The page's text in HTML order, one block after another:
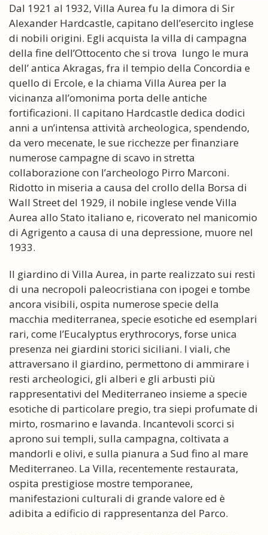
Dal 1921 al 1932, Villa Aurea fu la dimora di Sir
Alexander Hardcastle, capitano dell’esercito inglese
di nobili origini. Egli acquista la villa di campagna
della fine dell’Ottocento che si trova lungo le mura
dell’ antica Akragas, fra il tempio della Concordia e
quello di Ercole, e la chiama Villa Aurea per la
vicinanza all’omonima porta delle antiche
fortificazioni. Il capitano Hardcastle dedica dodici
anni a un’intensa attività archeologica, spendendo,
da vero mecenate, le sue ricchezze per finanziare
numerose campagne di scavo in stretta
collaborazione con l’archeologo Pirro Marconi.
Ridotto in miseria a causa del crollo della Borsa di
Wall Street del 1929, il nobile inglese vende Villa
Aurea allo Stato italiano e, ricoverato nel manicomio
di Agrigento a causa di una depressione, muore nel
1933.
Il giardino di Villa Aurea, in parte realizzato sui resti
di una necropoli paleocristiana con ipogei e tombe
ancora visibili, ospita numerose specie della
macchia mediterranea, specie esotiche ed esemplari
rari, come l’Eucalyptus erythrocorys, forse unica
presenza nei giardini storici siciliani. I viali, che
attraversano il giardino, permettono di ammirare i
resti archeologici, gli alberi e gli arbusti più
rappresentativi del Mediterraneo insieme a specie
esotiche di particolare pregio, tra siepi profumate di
mirto, rosmarino e lavanda. Incantevoli scorci si
aprono sui templi, sulla campagna, coltivata a
mandorli e olivi, e sulla pianura a Sud fino al mare
Mediterraneo. La Villa, recentemente restaurata,
ospita prestigiose mostre temporanee,
manifestazioni culturali di grande valore ed è
adibita a edificio di rappresentanza del Parco.